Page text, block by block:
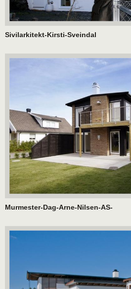
Sivilarkitekt-Kirsti-Sveindal
Murmester-Dag-Arne-Nilsen-AS-